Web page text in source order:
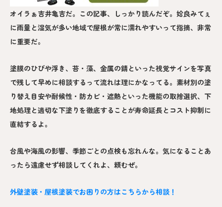
オイラぁ吉井亀吉だ。この記事、しっかり読んだぞ。姶良みてぇ
に雨量と湿気が多い地域で屋根が常に濡れやすいって指摘、非常
に重要だ。
塗膜のひびや浮き、苔・藻、金属の錆といった視覚サインを写真
で残して早めに相談するって流れは理にかなってる。素材別の塗
り替え目安や耐候性・防カビ・遮熱といった機能の取捨選択、下
地処理と適切な下塗りを徹底することが寿命延長とコスト抑制に
直結するよ。
台風や海風の影響、季節ごとの点検も忘れんな。気になることあ
ったら遠慮せず相談してくれよ、頼むぜ。
外壁塗装・屋根塗装でお困りの方はこちらから相談！